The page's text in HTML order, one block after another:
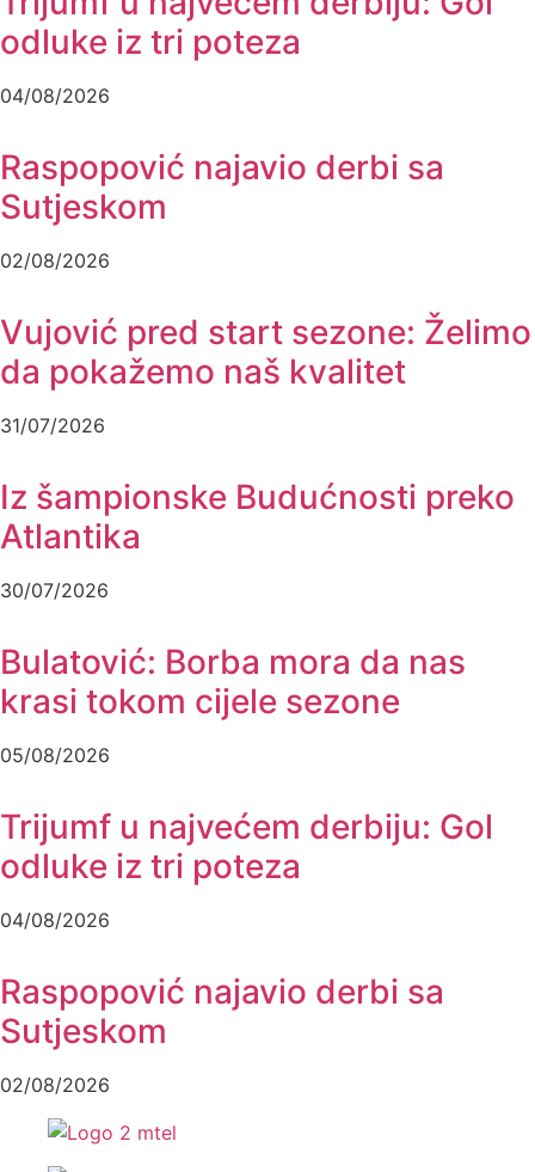
odluke iz tri poteza
04/08/2026
Raspopović najavio derbi sa
Sutjeskom
02/08/2026
Vujović pred start sezone: Želimo
da pokažemo naš kvalitet
31/07/2026
Iz šampionske Budućnosti preko
Atlantika
30/07/2026
Bulatović: Borba mora da nas
krasi tokom cijele sezone
05/08/2026
Trijumf u najvećem derbiju: Gol
odluke iz tri poteza
04/08/2026
Raspopović najavio derbi sa
Sutjeskom
02/08/2026